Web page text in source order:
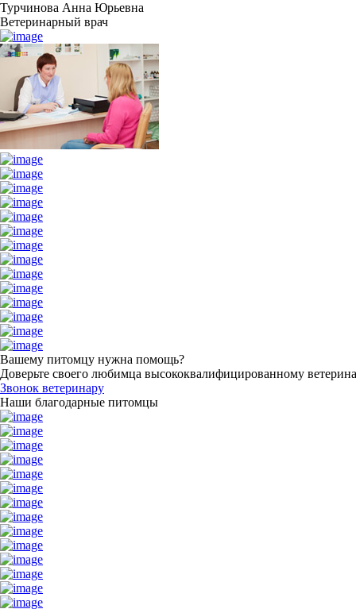
Турчинова Анна Юрьевна
Ветеринарный врач
Вашему питомцу нужна помощь?
Доверьте своего любимца высококвалифицированному
Звонок ветеринару
Наши благодарные питомцы